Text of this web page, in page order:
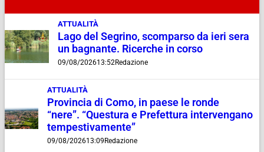
ATTUALITÀ
Lago del Segrino, scomparso da ieri sera
un bagnante. Ricerche in corso
09/08/202613:52Redazione
ATTUALITÀ
Provincia di Como, in paese le ronde
“nere”. “Questura e Prefettura intervengano
tempestivamente”
09/08/202613:09 Redazione